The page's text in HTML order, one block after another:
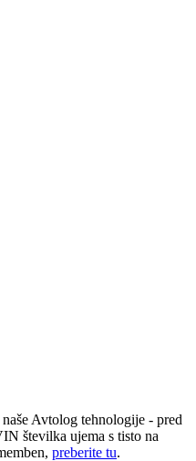
Avtolog tehnologije - pred
številka ujema s tisto na
preberite tu.